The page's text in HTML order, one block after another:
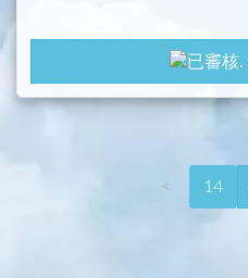
棋學習交流頻道：
< 14